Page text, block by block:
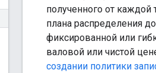
полученного от каждой
плана распределения
фиксированной или
валовой или чистой
создании политики